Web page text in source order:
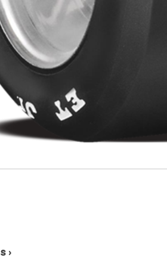
›